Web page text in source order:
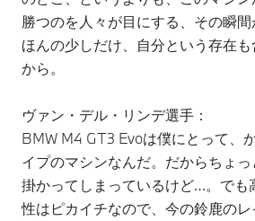
勝つのを人々が目にする、その瞬
ほんの少しだけ、自分という存在
から。
ヴァン・デル・リンデ選手：
BMW M4 GT3 Evoは僕にとって、
イプのマシンなんだ。だからちょ
掛かってしまっているけど…。でも
性はピカイチなので、今の鈴鹿の